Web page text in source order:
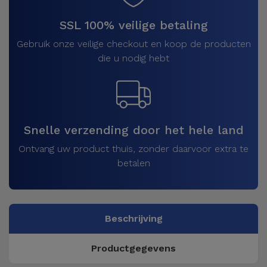
SSL 100% veilige betaling
Gebruik onze veilige checkout en koop de producten
die u nodig hebt
Snelle verzending door het hele land
Ontvang uw product thuis, zonder daarvoor extra te
betalen
Beschrijving
Productgegevens